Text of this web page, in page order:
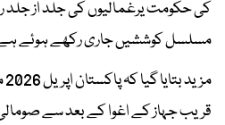
کی حکومت یرغمالیوں کی جلد از جلد
مسلسل کوششیں جاری رکھے ہوئے
قریب جہاز کے اغوا کے بعد سے